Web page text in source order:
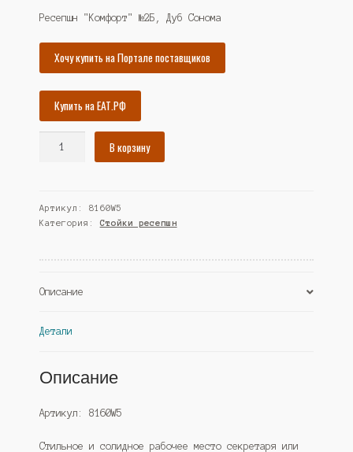
составляла
55327₽.
51071₽.
Ресепшн "Комфорт" №2Б, Дуб Сонома
Хочу купить на Портале поставщиков
Купить на ЕАТ.РФ
№2Б,
Дуб
(Westcom)
В корзину
Артикул: 8160W5
Категория: Стойки ресепшн
Описание
Детали
Описание
Артикул: 8160W5
Стильное и солидное рабочее место секретаря или